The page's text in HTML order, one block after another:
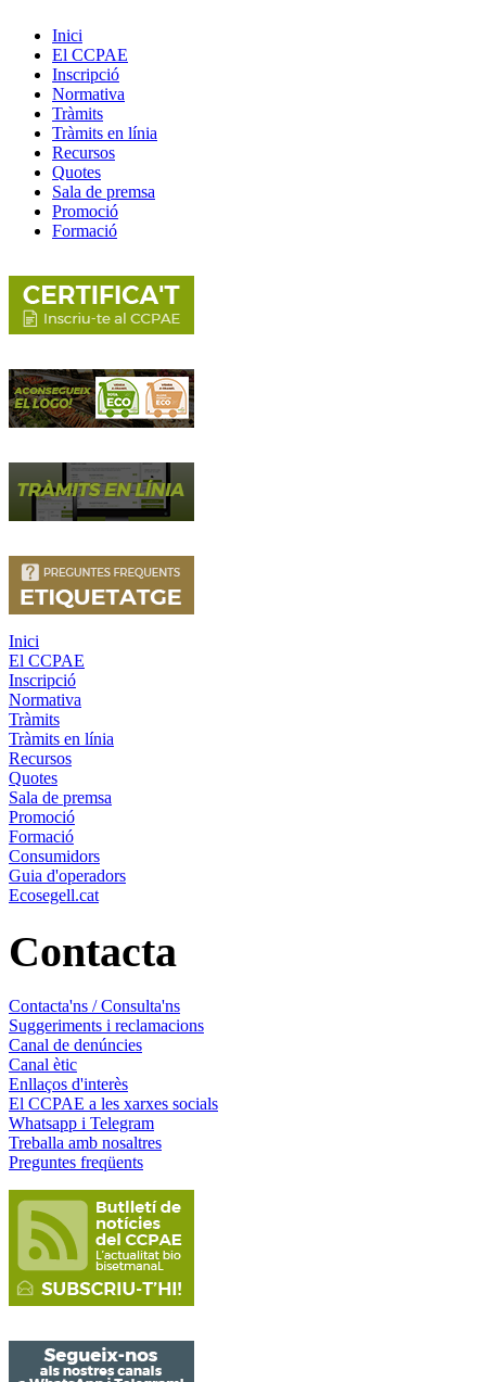
Inici
El CCPAE
Inscripció
Normativa
Tràmits
Tràmits en línia
Recursos
Quotes
Sala de premsa
Promoció
Formació
Inici
El CCPAE
Inscripció
Normativa
Tràmits
Tràmits en línia
Recursos
Quotes
Sala de premsa
Promoció
Formació
Consumidors
Guia d'operadors
Ecosegell.cat
Contacta
Contacta'ns / Consulta'ns
Suggeriments i reclamacions
Canal de denúncies
Canal ètic
Enllaços d'interès
El CCPAE a les xarxes socials
Whatsapp i Telegram
Treballa amb nosaltres
Preguntes freqüents